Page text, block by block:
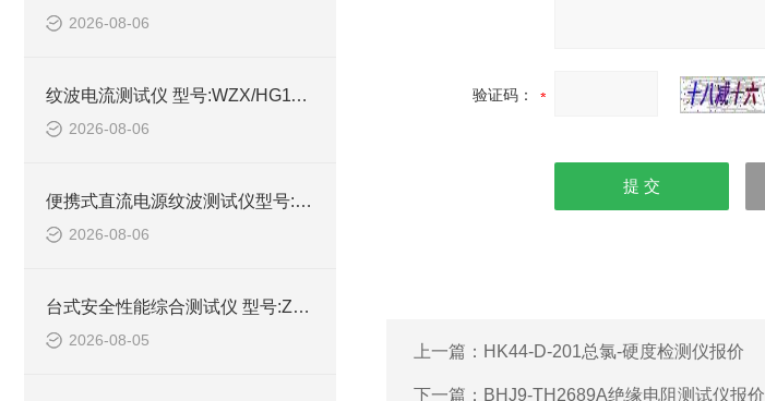
2026-08-06
纹波电流测试仪 型号:WZX/HG1100-10A库号：M414989的简单介绍
2026-08-06
便携式直流电源纹波测试仪型号:WZX/DYWB-260的简单介绍
2026-08-06
台式安全性能综合测试仪 型号:ZX/HEX330的详细介绍
2026-08-05
验证码：
上一篇： HK44-D-201总氯-硬度检测仪报价
下一篇： BHJ9-TH2689A绝缘电阻测试仪报价